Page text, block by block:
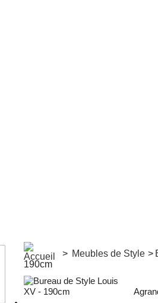
> Meubles de Style >
190cm